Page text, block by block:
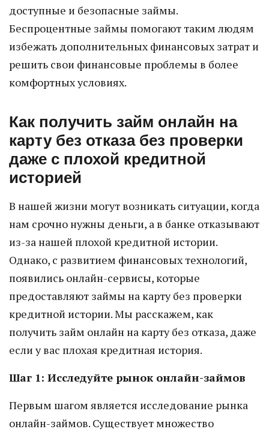
доступные и безопасные займы.
Беспроцентные займы помогают таким людям
избежать дополнительных финансовых затрат и
решить свои финансовые проблемы в более
комфортных условиях.
Как получить займ онлайн на
карту без отказа без проверки
даже с плохой кредитной
историей
В нашей жизни могут возникать ситуации, когда
нам срочно нужны деньги, а в банке отказывают
из-за нашей плохой кредитной истории.
Однако, с развитием финансовых технологий,
появились онлайн-сервисы, которые
предоставляют займы на карту без проверки
кредитной истории. Мы расскажем, как
получить займ онлайн на карту без отказа, даже
если у вас плохая кредитная история.
Шаг 1: Исследуйте рынок онлайн-займов
Первым шагом является исследование рынка
онлайн-займов. Существует множество